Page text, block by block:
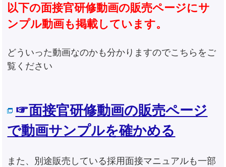
以下の面接官研修動画の販売ページにサ
ンプル動画も掲載しています。
どういった動画なのかも分かりますのでこちらをご
覧ください
☞面接官研修動画の販売ページ
で動画サンプルを確かめる
また、別途販売している採用面接マニュアルも一部